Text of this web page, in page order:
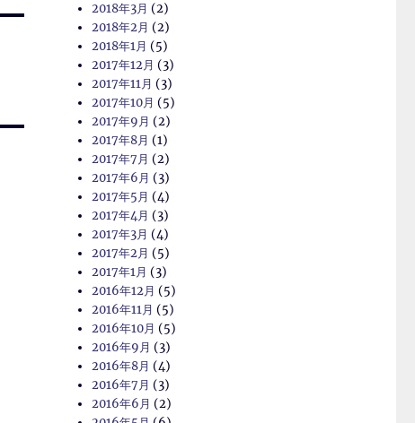
2018年3月 (2)
2018年2月 (2)
2018年1月 (5)
2017年12月 (3)
2017年11月 (3)
2017年10月 (5)
2017年9月 (2)
2017年8月 (1)
2017年7月 (2)
2017年6月 (3)
2017年5月 (4)
2017年4月 (3)
2017年3月 (4)
2017年2月 (5)
2017年1月 (3)
2016年12月 (5)
2016年11月 (5)
2016年10月 (5)
2016年9月 (3)
2016年8月 (4)
2016年7月 (3)
2016年6月 (2)